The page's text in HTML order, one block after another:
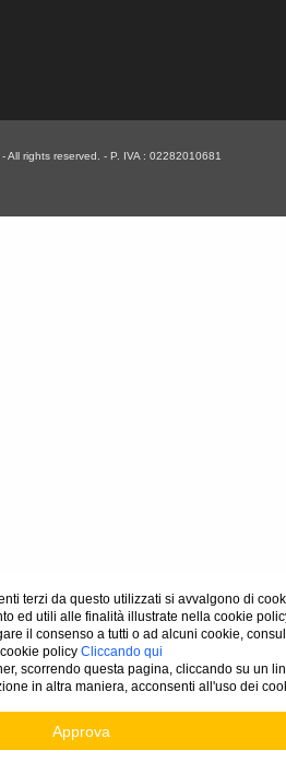
All rights reserved. - P. IVA : 02282010681
terzi da questo utilizzati si avvalgono di
ed utili alle finalità illustrate nella cookie
il consenso a tutti o ad alcuni cookie,
cookie policy Cliccando qui
scorrendo questa pagina, cliccando su un
in altra maniera, acconsenti all'uso dei
Approva